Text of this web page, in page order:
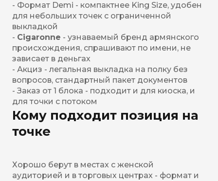
- Формат Demi - компактнее King Size, удобен
для небольших точек с ограниченной
выкладкой
- Cigaronne - узнаваемый бренд армянского
происхождения, спрашивают по имени, не
зависает в деньгах
- Акциз - легальная выкладка на полку без
вопросов, стандартный пакет документов
- Заказ от 1 блока - подходит и для киоска, и
для точки с потоком
Кому подходит позиция на
точке
Хорошо берут в местах с женской
аудиторией и в торговых центрах - формат и